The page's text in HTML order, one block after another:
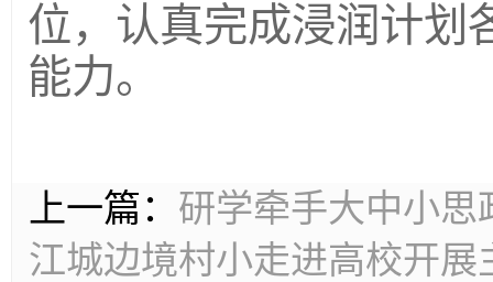
位，认真完成浸润计划
能力。
上一篇： 研学牵手大中小
江城边境村小走进高校开展